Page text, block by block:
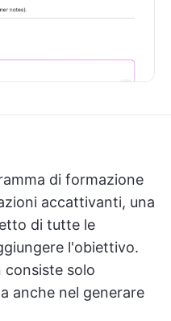
di formazione
accattivanti, una
di tutte le
l'obiettivo.
consiste solo
anche nel generare